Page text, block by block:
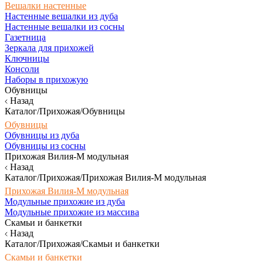
Вешалки настенные
Настенные вешалки из дуба
Настенные вешалки из сосны
Газетница
Зеркала для прихожей
Ключницы
Консоли
Наборы в прихожую
Обувницы
Назад
Каталог/Прихожая/Обувницы
Обувницы
Обувницы из дуба
Обувницы из сосны
Прихожая Вилия-М модульная
Назад
Каталог/Прихожая/Прихожая Вилия-М модульная
Прихожая Вилия-М модульная
Модульные прихожие из дуба
Модульные прихожие из массива
Скамьи и банкетки
Назад
Каталог/Прихожая/Скамьи и банкетки
Скамьи и банкетки